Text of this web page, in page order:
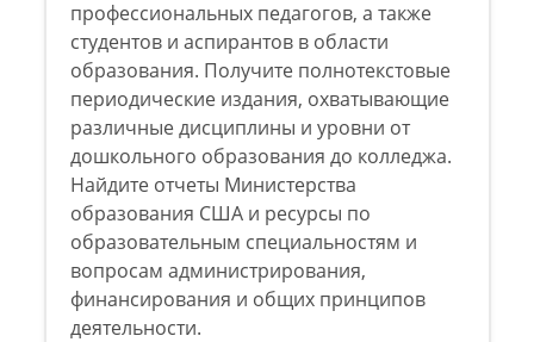
профессиональных педагогов, а также
студентов и аспирантов в области
образования. Получите полнотекстовые
периодические издания, охватывающие
различные дисциплины и уровни от
дошкольного образования до колледжа.
Найдите отчеты Министерства
образования США и ресурсы по
образовательным специальностям и
вопросам администрирования,
финансирования и общих принципов
деятельности.